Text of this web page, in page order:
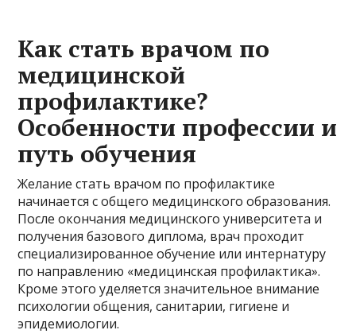
Как стать врачом по
медицинской
профилактике?
Особенности профессии и
путь обучения
Желание стать врачом по профилактике
начинается с общего медицинского образования.
После окончания медицинского университета и
получения базового диплома, врач проходит
специализированное обучение или интернатуру
по направлению «медицинская профилактика».
Кроме этого уделяется значительное внимание
психологии общения, санитарии, гигиене и
эпидемиологии.